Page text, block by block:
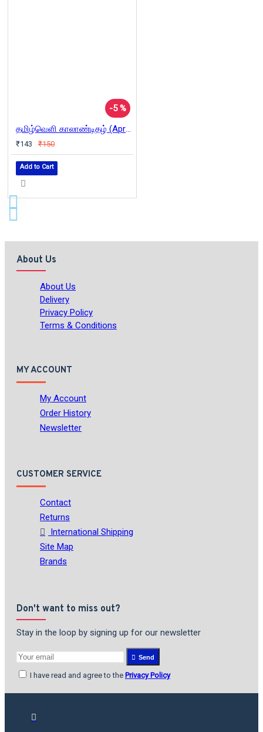
-5 %
தமிழ்வெளி காலாண்டிதழ் (Apr - June 2025)
₹143 ₹150
Add to Cart
About Us
About Us
Delivery
Privacy Policy
Terms & Conditions
MY ACCOUNT
My Account
Order History
Newsletter
CUSTOMER SERVICE
Contact
Returns
International Shipping
Site Map
Brands
Don't want to miss out?
Stay in the loop by signing up for our newsletter
Send
I have read and agree to the Privacy Policy